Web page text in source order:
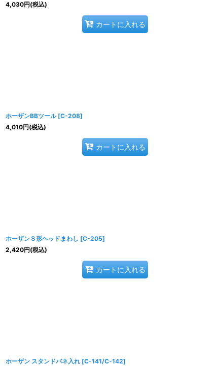
4,030円(税込)
カートに入れる
ホーザンBBツール [C-208]
4,010円(税込)
カートに入れる
ホーザンＳ形ヘッドまわし [C-205]
2,420円(税込)
カートに入れる
ホーザン スタンドバネ入れ [C-141/C-142]